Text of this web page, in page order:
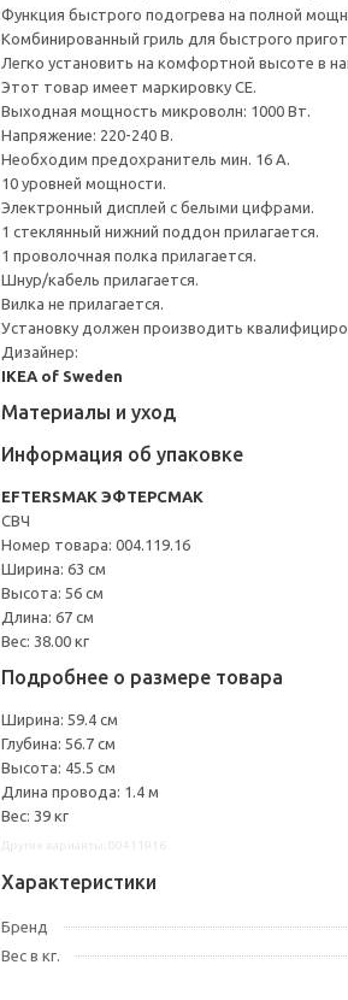
Функция быстрого подогрева на полной
Комбинированный гриль для быстрого
Легко установить на комфортной высоте в
Этот товар имеет маркировку CE.
Выходная мощность микроволн: 1000 Вт.
Напряжение: 220-240 В.
Необходим предохранитель мин. 16 A.
10 уровней мощности.
Электронный дисплей с белыми цифрами.
1 стеклянный нижний поддон прилагается.
1 проволочная полка прилагается.
Шнур/кабель прилагается.
Вилка не прилагается.
Установку должен производить
Дизайнер:
IKEA of Sweden
Материалы и уход
Информация об упаковке
EFTERSMAK ЭФТЕРСМАК
СВЧ
Номер товара: 004.119.16
Ширина: 63 см
Высота: 56 см
Длина: 67 см
Вес: 38.00 кг
Подробнее о размере товара
Ширина: 59.4 см
Глубина: 56.7 см
Высота: 45.5 см
Длина провода: 1.4 м
Вес: 39 кг
Характеристики
Бренд
Вес в кг.